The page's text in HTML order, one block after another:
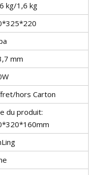
kg/1,6 kg
mm
hors Carton
du produit: